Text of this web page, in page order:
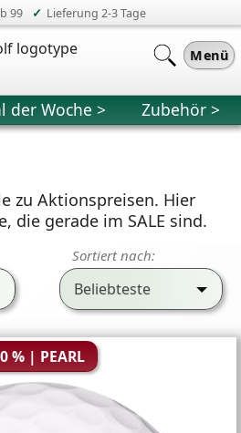
99 ✓ Lieferung 2-3 Tage
Menü
der Woche > Zubehör >
zu Aktionspreisen. Hier
die gerade im SALE sind.
Sortiert nach:
Beliebteste
% | PEARL